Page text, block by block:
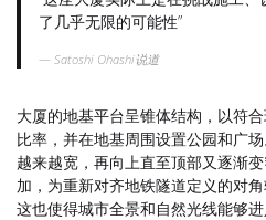
了几乎无限的可能性”
Satoshi Ohashi说道
大厦的地基平台呈锥体结构，以符
比率，并在地基周围设置公园和广
越来越宽，再向上直至顶部又逐渐
加，为重新对齐地铁隧道定义的对
这也使得城市全景和自然光线能够进